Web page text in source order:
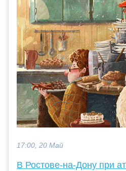
17:00, 20 Май
В Ростове-на-Дону при